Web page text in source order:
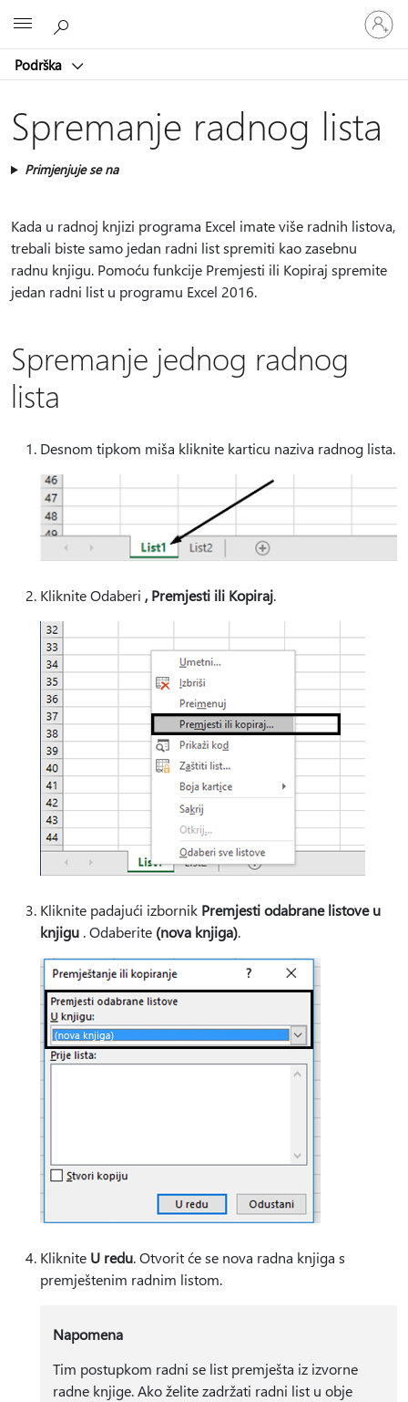
Podrška
Prijavite
se
u
račun
Spremanje radnog lista
Primjenjuje se na
Kada u radnoj knjizi programa Excel imate više radnih listova,
trebali biste samo jedan radni list spremiti kao zasebnu
radnu knjigu. Pomoću funkcije Premjesti ili Kopiraj spremite
jedan radni list u programu Excel 2016.
Spremanje jednog radnog
lista
Desnom tipkom miša kliknite karticu naziva radnog lista.
Kliknite Odaberi , Premjesti ili Kopiraj.
Kliknite padajući izbornik Premjesti odabrane listove u
knjigu . Odaberite (nova knjiga).
Kliknite U redu. Otvorit će se nova radna knjiga s
premještenim radnim listom.
Napomena
Tim postupkom radni se list premješta iz izvorne
radne knjige. Ako želite zadržati radni list u obje